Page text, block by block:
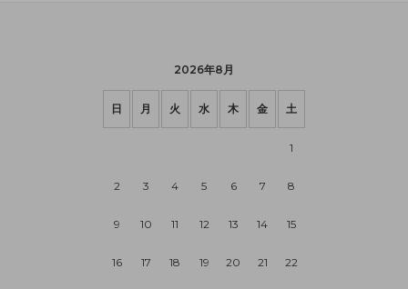
2026年8月
日 月 火 水 木 金 土
1
2 3 4 5 6 7 8
9 10 11 12 13 14 15
16 17 18 19 20 21 22